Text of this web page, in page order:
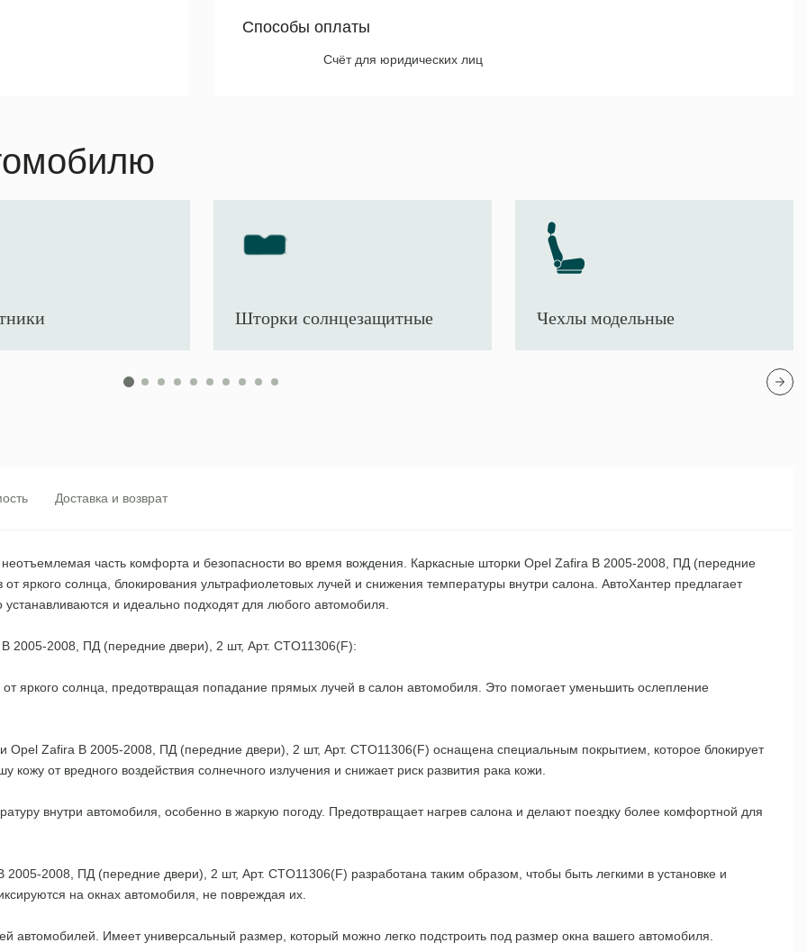
Способы оплаты
Счёт для юридических лиц
Шторки солнцезащитные Чехлы модельные
Доставка и возврат
часть комфорта и безопасности во время вождения. Каркасные шторки Opel Zafira B 2005-2008, ПД (передние
яркого солнца, блокирования ультрафиолетовых лучей и снижения температуры внутри салона. АвтоХантер предлагает
и идеально подходят для любого автомобиля.
2005-2008, ПД (передние двери), 2 шт, Арт. CTO11306(F):
яркого солнца, предотвращая попадание прямых лучей в салон автомобиля. Это помогает уменьшить ослепление
Opel Zafira B 2005-2008, ПД (передние двери), 2 шт, Арт. CTO11306(F) оснащена специальным покрытием, которое блокирует
от вредного воздействия солнечного излучения и снижает риск развития рака кожи.
внутри автомобиля, особенно в жаркую погоду. Предотвращает нагрев салона и делают поездку более комфортной для
2008, ПД (передние двери), 2 шт, Арт. CTO11306(F) разработана таким образом, чтобы быть легкими в установке и
на окнах автомобиля, не повреждая их.
автомобилей. Имеет универсальный размер, который можно легко подстроить под размер окна вашего автомобиля.